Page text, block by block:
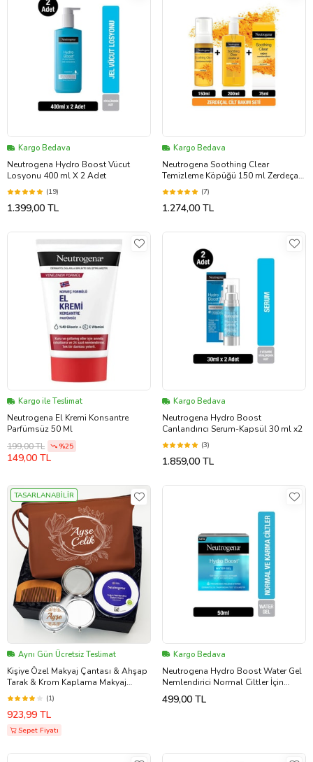
Kargo Bedava
Neutrogena Hydro Boost Vücut
Losyonu 400 ml X 2 Adet
(19)
1.399,00 TL
Kargo Bedava
Neutrogena Soothing Clear
Temizleme Köpüğü 150 ml Zerdeçal
+ Micellar Jel 200 ml + Yağsız
Nemlendirici 75 ml
(7)
1.274,00 TL
Kargo ile Teslimat
Neutrogena El Kremi Konsantre
Parfümsüz 50 Ml
199,00 TL
%25
149,00 TL
Kargo Bedava
Neutrogena Hydro Boost
Canlandırıcı Serum-Kapsül 30 ml x2
(3)
1.859,00 TL
TASARLANABİLİR
Aynı Gün Ücretsiz Teslimat
Kişiye Özel Makyaj Çantası & Ahşap
Tarak & Krom Kaplama Makyaj
Aynası & Neutrogena Krem Hediye
Seti
(1)
923,99 TL
Sepet Fiyatı
Kargo Bedava
Neutrogena Hydro Boost Water Gel
Nemlendirici Normal Ciltler İçin
3574661287218
499,00 TL